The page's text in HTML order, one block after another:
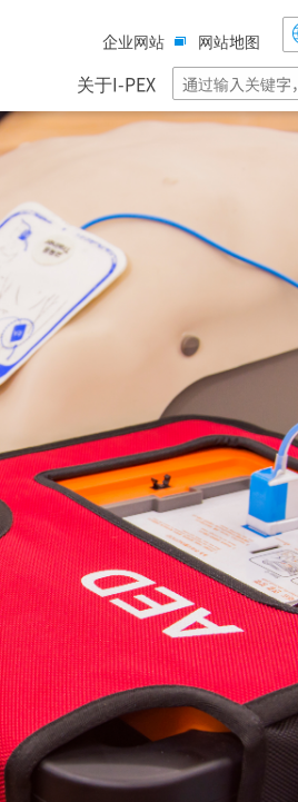
企业网站 网站地图
关于I-PEX